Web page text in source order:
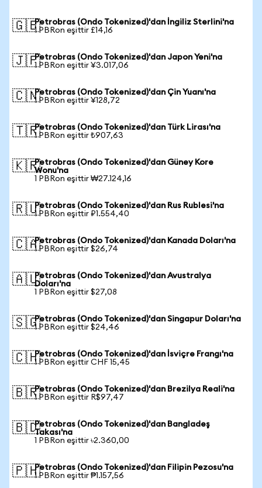
🇬🇧Petrobras (Ondo Tokenized)'dan İngiliz Sterlini'na
1 PBRon eşittir £14,16
🇯🇵Petrobras (Ondo Tokenized)'dan Japon Yeni'na
1 PBRon eşittir ¥3.017,06
🇨🇳Petrobras (Ondo Tokenized)'dan Çin Yuanı'na
1 PBRon eşittir ¥128,72
🇹🇷Petrobras (Ondo Tokenized)'dan Türk Lirası'na
1 PBRon eşittir ₺907,63
🇰🇷Petrobras (Ondo Tokenized)'dan Güney Kore
Wonu'na
1 PBRon eşittir ₩27.124,16
🇷🇺Petrobras (Ondo Tokenized)'dan Rus Rublesi'na
1 PBRon eşittir ₽1.554,40
🇨🇦Petrobras (Ondo Tokenized)'dan Kanada Doları'na
1 PBRon eşittir $26,74
🇦🇺Petrobras (Ondo Tokenized)'dan Avustralya
Doları'na
1 PBRon eşittir $27,08
🇸🇬Petrobras (Ondo Tokenized)'dan Singapur Doları'na
1 PBRon eşittir $24,46
🇨🇭Petrobras (Ondo Tokenized)'dan İsviçre Frangı'na
1 PBRon eşittir CHF 15,45
🇧🇷Petrobras (Ondo Tokenized)'dan Brezilya Reali'na
1 PBRon eşittir R$97,47
🇧🇩Petrobras (Ondo Tokenized)'dan Bangladeş
Takası'na
1 PBRon eşittir ৳2.360,00
🇵🇭Petrobras (Ondo Tokenized)'dan Filipin Pezosu'na
1 PBRon eşittir ₱1.157,56